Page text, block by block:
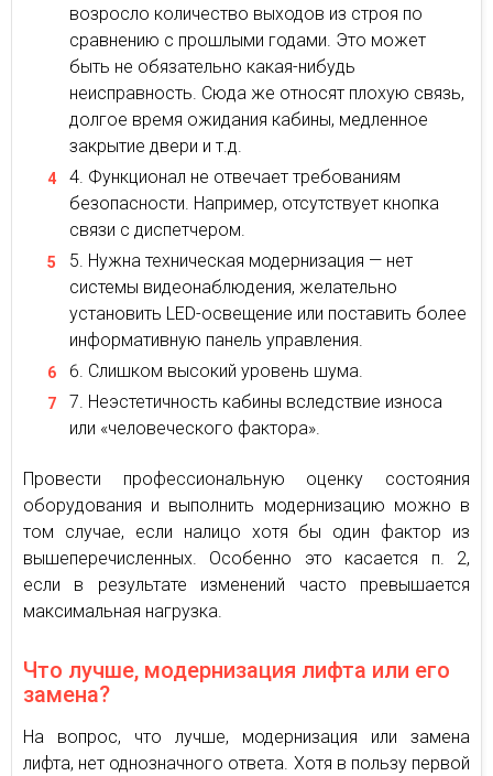
возросло количество выходов из строя по
сравнению с прошлыми годами. Это может
быть не обязательно какая-нибудь
неисправность. Сюда же относят плохую связь,
долгое время ожидания кабины, медленное
закрытие двери и т.д.
Функционал не отвечает требованиям
безопасности. Например, отсутствует кнопка
связи с диспетчером.
Нужна техническая модернизация — нет
системы видеонаблюдения, желательно
установить LED-освещение или поставить более
информативную панель управления.
Слишком высокий уровень шума.
Неэстетичность кабины вследствие износа
или «человеческого фактора».
Провести профессиональную оценку состояния
оборудования и выполнить модернизацию можно в
том случае, если налицо хотя бы один фактор из
вышеперечисленных. Особенно это касается п. 2,
если в результате изменений часто превышается
максимальная нагрузка.
Что лучше, модернизация лифта или его
замена?
На вопрос, что лучше, модернизация или замена
лифта, нет однозначного ответа. Хотя в пользу первой